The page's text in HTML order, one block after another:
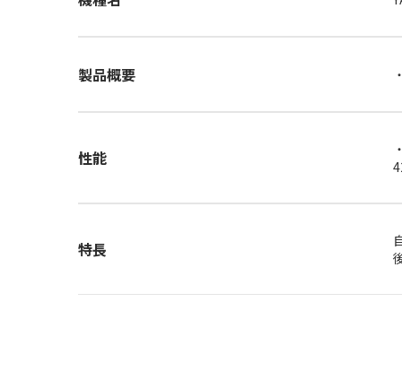
製品概要
性能
特長